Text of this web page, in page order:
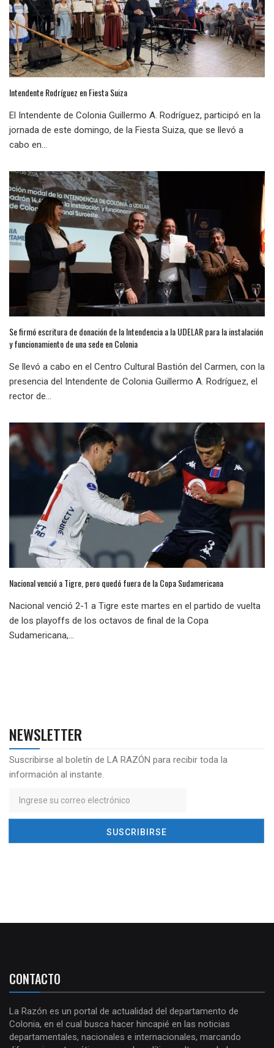
Intendente Rodríguez en Fiesta Suiza
El Intendente de Colonia Guillermo A. Rodríguez, participó en la
jornada de este domingo, de la Fiesta Suiza, que se llevó a
cabo en...
Se firmó escritura de donación de la Intendencia a la UDELAR para la instalación
y funcionamiento de una sede en Colonia
Se llevó a cabo en el Centro Cultural Bastión del Carmen, con la
presencia del Intendente de Colonia Guillermo A. Rodríguez, el
rector de...
Nacional venció a Tigre, pero quedó fuera de la Copa Sudamericana
Nacional venció 2-1 a Tigre este martes en el partido de vuelta
de los playoffs de los octavos de final de la Copa
Sudamericana,...
NEWSLETTER
Suscribirse al boletín de LA RAZÓN para recibir toda la
información al instante.
CONTACTO
La Razón es un portal de actualidad del departamento de
Colonia, en el cual busca hacer hincapié en las noticias
departamentales, nacionales e internacionales, marcando